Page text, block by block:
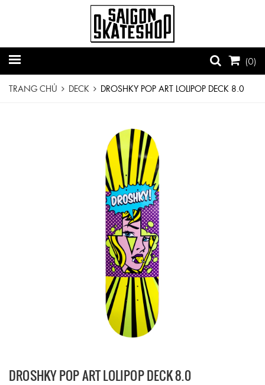
(0)
TRANG CHỦ DECK DROSHKY POP ART LOLIPOP DECK 8.0
DROSHKY POP ART LOLIPOP DECK 8.0